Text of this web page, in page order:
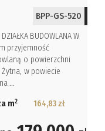
BPP-GS-520
DZIAŁKA BUDOWLANA W
przyjemność
o powierzchni
w powiecie
...
m2 164,83 zł